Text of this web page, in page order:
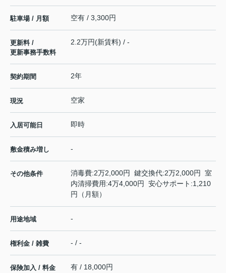
駐車場 / 月額 空有 / 3,300円
更新料 /
更新事務手数料
2.2万円(新賃料) / -
契約期間 2年
現況 空家
入居可能日 即時
敷金積み増し -
その他条件
消毒費:2万2,000円 鍵交換代:2万2,000円 室
内清掃費用:4万4,000円 安心サポート:1,210
円（月額）
用途地域 -
権利金 / 雑費 - / -
保険加入 / 料金 有 / 18,000円